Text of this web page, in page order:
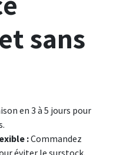
sans
en 3 à 5 jours pour
:Commandez